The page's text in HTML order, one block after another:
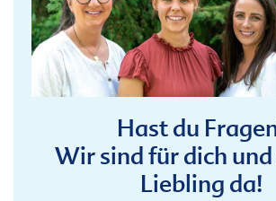
Hast du
Wir sind für dich
Liebling da!